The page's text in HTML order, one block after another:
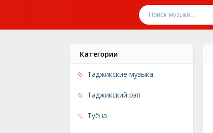
Категории
Таджикские музыка
Таджикский рэп
Туёна